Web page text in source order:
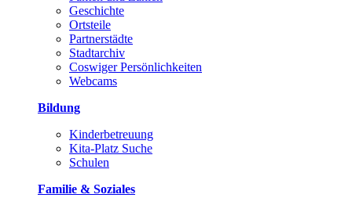
Geschichte
Ortsteile
Partnerstädte
Stadtarchiv
Coswiger Persönlichkeiten
Webcams
Bildung
Kinderbetreuung
Kita-Platz Suche
Schulen
Familie & Soziales